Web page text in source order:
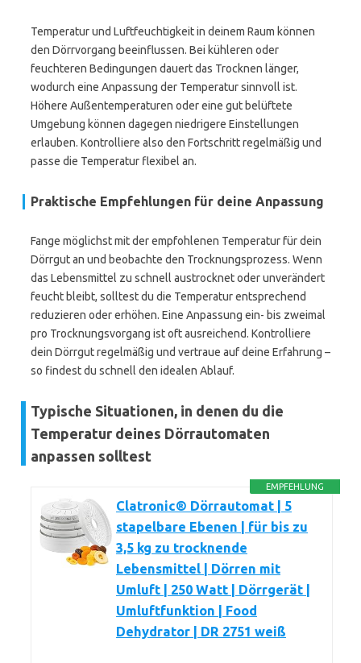
Temperatur und Luftfeuchtigkeit in deinem Raum können
den Dörrvorgang beeinflussen. Bei kühleren oder
feuchteren Bedingungen dauert das Trocknen länger,
wodurch eine Anpassung der Temperatur sinnvoll ist.
Höhere Außentemperaturen oder eine gut belüftete
Umgebung können dagegen niedrigere Einstellungen
erlauben. Kontrolliere also den Fortschritt regelmäßig und
passe die Temperatur flexibel an.
Praktische Empfehlungen für deine Anpassung
Fange möglichst mit der empfohlenen Temperatur für dein
Dörrgut an und beobachte den Trocknungsprozess. Wenn
das Lebensmittel zu schnell austrocknet oder unverändert
feucht bleibt, solltest du die Temperatur entsprechend
reduzieren oder erhöhen. Eine Anpassung ein- bis zweimal
pro Trocknungsvorgang ist oft ausreichend. Kontrolliere
dein Dörrgut regelmäßig und vertraue auf deine Erfahrung –
so findest du schnell den idealen Ablauf.
Typische Situationen, in denen du die
Temperatur deines Dörrautomaten
anpassen solltest
EMPFEHLUNG
Clatronic® Dörrautomat | 5
stapelbare Ebenen | für bis zu
3,5 kg zu trocknende
Lebensmittel | Dörren mit
Umluft | 250 Watt | Dörrgerät |
Umluftfunktion | Food
Dehydrator | DR 2751 weiß